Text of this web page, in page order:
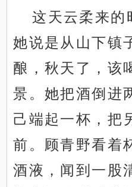
这天云柔来的
她说是从山下镇
酿，秋天了，该
景。她把酒倒进
己端起一杯，把
前。顾青野看着
酒液，闻到一股